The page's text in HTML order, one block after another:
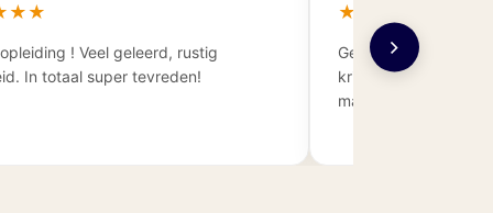
★
duikschool en instructeurs! Je
veel aandacht op een serieuze,
★★